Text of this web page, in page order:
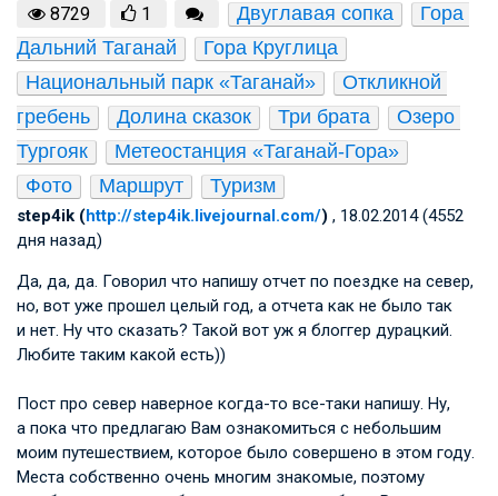
8729 1 Двуглавая сопка
Гора
Дальний Таганай
Гора Круглица
Национальный парк «Таганай»
Откликной
гребень
Долина сказок Три брата
Озеро
Тургояк
Метеостанция «Таганай-Гора»
Фото
Маршрут Туризм
step4ik (http://step4ik.livejournal.com/) , 18.02.2014 (4552
дня назад)
Да, да, да. Говорил что напишу отчет по поездке на север,
но, вот уже прошел целый год, а отчета как не было так
и нет. Ну что сказать? Такой вот уж я блоггер дурацкий.
Любите таким какой есть))
Пост про север наверное когда-то все-таки напишу. Ну,
а пока что предлагаю Вам ознакомиться с небольшим
моим путешествием, которое было совершено в этом году.
Места собственно очень многим знакомые, поэтому